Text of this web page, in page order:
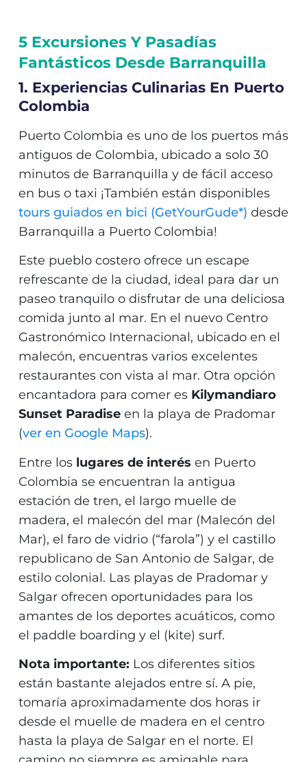
5 Excursiones Y Pasadías
Fantásticos Desde Barranquilla
1. Experiencias Culinarias En Puerto
Colombia
Puerto Colombia es uno de los puertos más
antiguos de Colombia, ubicado a solo 30
minutos de Barranquilla y de fácil acceso
en bus o taxi ¡También están disponibles
tours guiados en bici (GetYourGude*) desde
Barranquilla a Puerto Colombia!
Este pueblo costero ofrece un escape
refrescante de la ciudad, ideal para dar un
paseo tranquilo o disfrutar de una deliciosa
comida junto al mar. En el nuevo Centro
Gastronómico Internacional, ubicado en el
malecón, encuentras varios excelentes
restaurantes con vista al mar. Otra opción
encantadora para comer es Kilymandiaro
Sunset Paradiseen la playa de Pradomar
(ver en Google Maps).
Entre los lugares de interés en Puerto
Colombia se encuentran la antigua
estación de tren, el largo muelle de
madera, el malecón del mar (Malecón del
Mar), el faro de vidrio (“farola”) y el castillo
republicano de San Antonio de Salgar, de
estilo colonial. Las playas de Pradomar y
Salgar ofrecen oportunidades para los
amantes de los deportes acuáticos, como
el paddle boarding y el (kite) surf.
Nota importante: Los diferentes sitios
están bastante alejados entre sí. A pie,
tomaría aproximadamente dos horas ir
desde el muelle de madera en el centro
hasta la playa de Salgar en el norte. El